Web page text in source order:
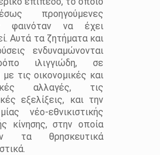
προηγούμενες
φαινόταν να έχει
Αυτά τα ζητήματα και
ενδυναμώνονται
ιλιγγιώδη, σε
τις οικονομικές και
αλλαγές, τις
εξελίξεις, και την
νέο-εθνικιστικής
κίνησης, στην οποία
τα θρησκευτικά